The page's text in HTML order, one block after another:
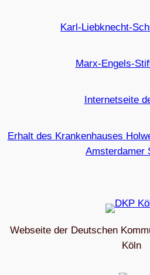
Karl-Liebknecht-
Marx-Engels-
Internetseite
Erhalt des Krankenhauses
Amsterdamer
Webseite der Deutschen
Köln